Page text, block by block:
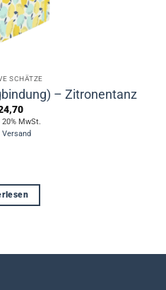
SCHÄTZE
– Zitronentanz
20% MwSt.
Versand